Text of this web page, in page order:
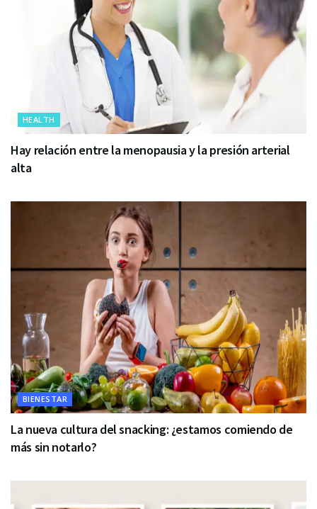
HEALTH
Hay relación entre la menopausia y la presión arterial
alta
BIENESTAR
La nueva cultura del snacking: ¿estamos comiendo de
más sin notarlo?